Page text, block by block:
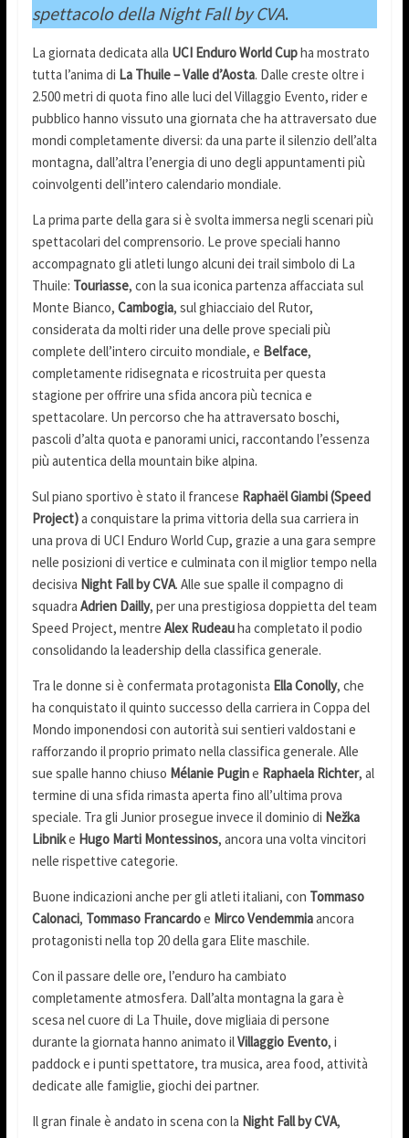
spettacolo della Night Fall by CVA.
La giornata dedicata alla UCI Enduro World Cupha mostrato
tutta l’anima di La Thuile – Valle d’Aosta. Dalle creste oltre i
2.500 metri di quota fino alle luci del Villaggio Evento, rider e
pubblico hanno vissuto una giornata che ha attraversato due
mondi completamente diversi: da una parte il silenzio dell’alta
montagna, dall’altra l’energia di uno degli appuntamenti più
coinvolgenti dell’intero calendario mondiale.
La prima parte della gara si è svolta immersa negli scenari più
spettacolari del comprensorio. Le prove speciali hanno
accompagnato gli atleti lungo alcuni dei trail simbolo di La
Thuile: Touriasse, con la sua iconica partenza affacciata sul
Monte Bianco, Cambogia, sul ghiacciaio del Rutor,
considerata da molti rider una delle prove speciali più
complete dell’intero circuito mondiale, e Belface,
completamente ridisegnata e ricostruita per questa
stagione per offrire una sfida ancora più tecnica e
spettacolare. Un percorso che ha attraversato boschi,
pascoli d’alta quota e panorami unici, raccontando l’essenza
più autentica della mountain bike alpina.
Sul piano sportivo è stato il francese Raphaël Giambi (Speed
Project)a conquistare la prima vittoria della sua carriera in
una prova di UCI Enduro World Cup, grazie a una gara sempre
nelle posizioni di vertice e culminata con il miglior tempo nella
decisiva Night Fall by CVA. Alle sue spalle il compagno di
squadra Adrien Dailly, per una prestigiosa doppietta del team
Speed Project, mentre Alex Rudeauha completato il podio
consolidando la leadership della classifica generale.
Tra le donne si è confermata protagonista Ella Conolly, che
ha conquistato il quinto successo della carriera in Coppa del
Mondo imponendosi con autorità sui sentieri valdostani e
rafforzando il proprio primato nella classifica generale. Alle
sue spalle hanno chiuso Mélanie Pugine Raphaela Richter, al
termine di una sfida rimasta aperta fino all’ultima prova
speciale. Tra gli Junior prosegue invece il dominio di Nežka
Libnike Hugo Marti Montessinos, ancora una volta vincitori
nelle rispettive categorie.
Buone indicazioni anche per gli atleti italiani, con Tommaso
Calonaci, Tommaso Francardoe Mirco Vendemmiaancora
protagonisti nella top 20 della gara Elite maschile.
Con il passare delle ore, l’enduro ha cambiato
completamente atmosfera. Dall’alta montagna la gara è
scesa nel cuore di La Thuile, dove migliaia di persone
durante la giornata hanno animato ilVillaggio Evento, i
paddock e i punti spettatore, tra musica, area food, attività
dedicate alle famiglie, giochi dei partner.
Il gran finale è andato in scena con la Night Fall by CVA,